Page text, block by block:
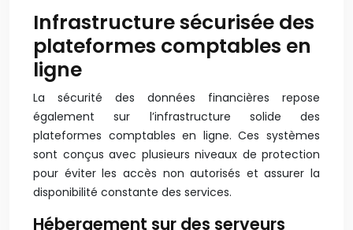
Infrastructure sécurisée des
plateformes comptables en
ligne
La sécurité des données financières repose
également sur l’infrastructure solide des
plateformes comptables en ligne. Ces systèmes
sont conçus avec plusieurs niveaux de protection
pour éviter les accès non autorisés et assurer la
disponibilité constante des services.
Hébergement sur des serveurs